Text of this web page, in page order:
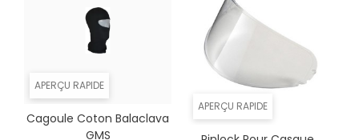
Coloré (non homologué)
APERÇU RAPIDE
Cagoule Coton Balaclava
GMS
APERÇU RAPIDE